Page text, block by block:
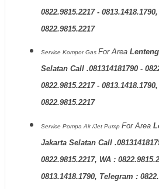
0822.9815.2217 -
0822.9815.2217
Service Kompor Gas For Area
Selatan Call .081314181790 -
0822.9815.2217 -
0822.9815.2217
Service Pompa Air /Jet Pump For Area
Jakarta Selatan Call
0822.9815.2217, WA :
0813.1418.1790, Telegram :